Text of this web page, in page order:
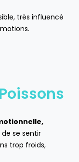
très influencé
de se sentir
trop froids,